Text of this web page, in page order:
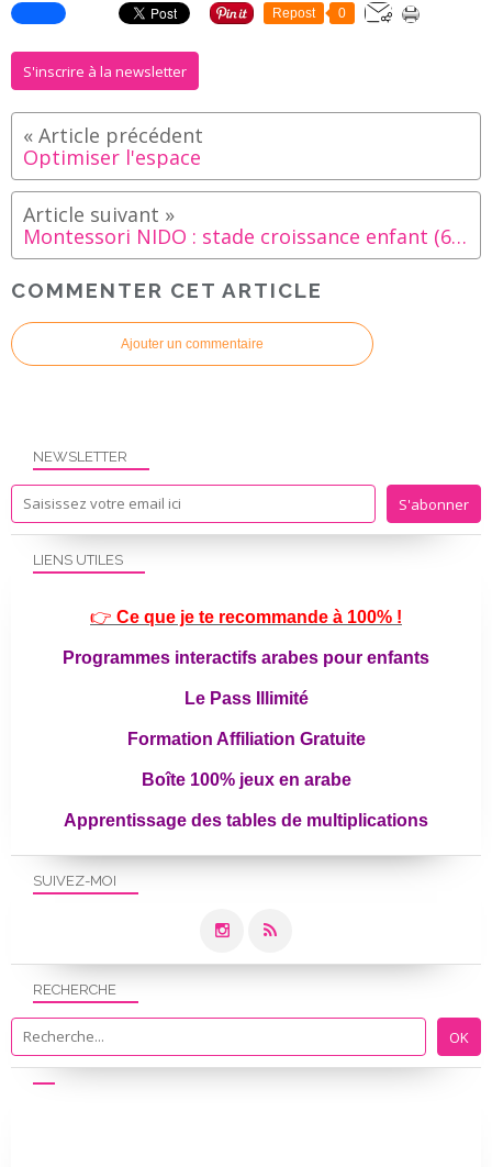
Repost 0
S'inscrire à la newsletter
Optimiser l'espace
Montessori NIDO : stade croissance enfant (6 mois/1 an)
COMMENTER CET ARTICLE
Ajouter un commentaire
NEWSLETTER
SUIVEZ-MOI
RECHERCHE
LIENS UTILES
👉 Ce que je te recommande à 100% !
Programmes interactifs arabes pour enfants
Le Pass Illimité
Formation Affiliation Gratuite
Boîte 100% jeux en arabe
Apprentissage des tables de multiplications